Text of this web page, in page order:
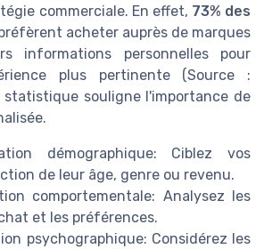
commerciale. En effet, 73% des
acheter auprès de marques
informations personnelles pour
plus pertinente (Source :
souligne l'importance de
démographique: Ciblez vos
de leur âge, genre ou revenu.
comportementale: Analysez les
et les préférences.
psychographique: Considérez les